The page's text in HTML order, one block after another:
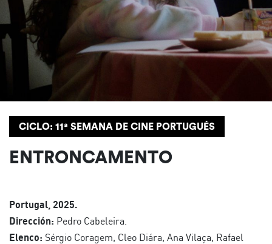
CICLO: 11ª SEMANA DE CINE PORTUGUÉS
ENTRONCAMENTO
Portugal, 2025.
Dirección: Pedro Cabeleira.
Elenco: Sérgio Coragem, Cleo Diára, Ana Vilaça, Rafael